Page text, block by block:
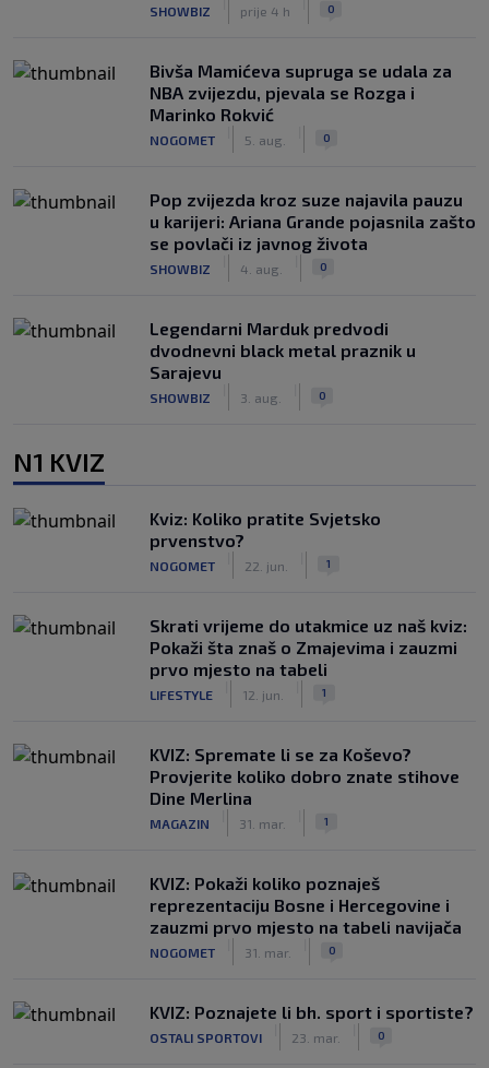
SHOWBIZ prije 4 h 0
Bivša Mamićeva supruga se udala za
NBA zvijezdu, pjevala se Rozga i
Marinko Rokvić
NOGOMET 5. aug. 0
Pop zvijezda kroz suze najavila pauzu
u karijeri: Ariana Grande pojasnila zašto
se povlači iz javnog života
SHOWBIZ 4. aug. 0
Legendarni Marduk predvodi
dvodnevni black metal praznik u
Sarajevu
SHOWBIZ 3. aug. 0
N1 KVIZ
Kviz: Koliko pratite Svjetsko
prvenstvo?
NOGOMET 22. jun. 1
Skrati vrijeme do utakmice uz naš kviz:
Pokaži šta znaš o Zmajevima i zauzmi
prvo mjesto na tabeli
LIFESTYLE 12. jun. 1
KVIZ: Spremate li se za Koševo?
Provjerite koliko dobro znate stihove
Dine Merlina
MAGAZIN 31. mar. 1
KVIZ: Pokaži koliko poznaješ
reprezentaciju Bosne i Hercegovine i
zauzmi prvo mjesto na tabeli navijača
NOGOMET 31. mar. 0
KVIZ: Poznajete li bh. sport i sportiste?
OSTALI SPORTOVI 23. mar. 0